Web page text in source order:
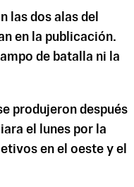
las dos alas del
en la publicación.
de batalla ni la
produjeron después
el lunes por la
en el oeste y el